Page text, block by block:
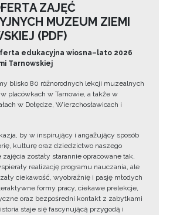
ZAJĘĆ
MUZEUM ZIEMI
(PDF)
edukacyjna wiosna–lato 2026
Tarnowskiej
blisko 80 różnorodnych lekcji muzealnych
placówkach w Tarnowie, a także w
w Dołędze, Wierzchosławicach i
by w inspirujący i angażujący sposób
kulturę oraz dziedzictwo naszego
zostały starannie opracowane tak,
realizację programu nauczania, ale
ciekawość, wyobraźnię i pasję młodych
formy pracy, ciekawe prelekcje,
oraz bezpośredni kontakt z zabytkami
staje się fascynującą przygodą i